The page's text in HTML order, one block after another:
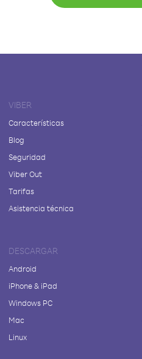
VIBER
Características
Blog
Seguridad
Viber Out
Tarifas
Asistencia técnica
DESCARGAR
Android
iPhone & iPad
Windows PC
Mac
Linux